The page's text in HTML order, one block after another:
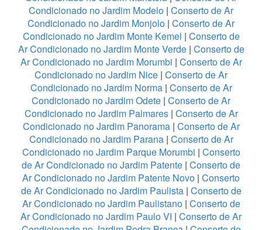
Condicionado no Jardim Modelo | Conserto de Ar
Condicionado no Jardim Monjolo | Conserto de Ar
Condicionado no Jardim Monte Kemel | Conserto de
Ar Condicionado no Jardim Monte Verde| Conserto de
Ar Condicionado no Jardim Morumbi | Conserto de Ar
Condicionado no Jardim Nice | Conserto de Ar
Condicionado no Jardim Norma| Conserto de Ar
Condicionado no Jardim Odete | Conserto de Ar
Condicionado no Jardim Palmares| Conserto de Ar
Condicionado no Jardim Panorama| Conserto de Ar
Condicionado no Jardim Parana| Conserto de Ar
Condicionado no Jardim Parque Morumbi | Conserto
de Ar Condicionado no Jardim Patente | Conserto de
Ar Condicionado no Jardim Patente Novo | Conserto
de Ar Condicionado no Jardim Paulista| Conserto de
Ar Condicionado no Jardim Paulistano| Conserto de
Ar Condicionado no Jardim Paulo VI | Conserto de Ar